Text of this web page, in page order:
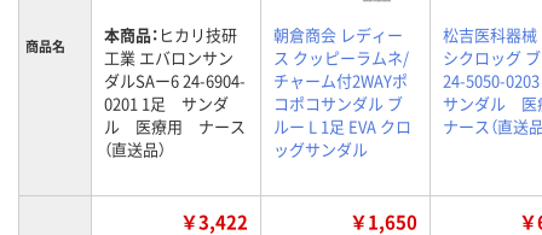
商品名 本商品： ヒカリ技研
工業 エバロンサン
ダルSAー6 24-6904-
0201 1足 サンダ
ル 医療用 ナース
（直送品）
朝倉商会 レディー
ス クッピーラムネ/
チャーム付2WAYポ
コポコサンダル ブ
ルー L 1足 EVA クロ
ッグサンダル
松吉医科器械
シクロッグ
24-5050-
サンダル
ナース（直送品
￥3,422 ￥1,650